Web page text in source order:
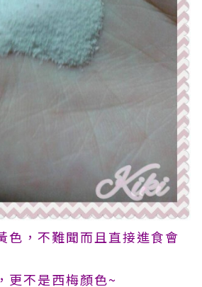
色，不難聞而且直接進食會
更不是西梅顏色~